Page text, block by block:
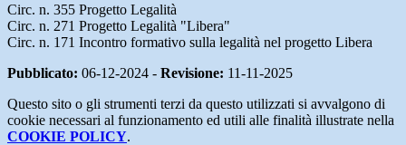
Circ. n. 355 Progetto Legalità
Circ. n. 271 Progetto Legalità "Libera"
Circ. n. 171 Incontro formativo sulla legalità nel progetto Libera
Pubblicato: 06-12-2024 - Revisione: 11-11-2025
Questo sito o gli strumenti terzi da questo utilizzati si avvalgono di
cookie necessari al funzionamento ed utili alle finalità illustrate nella
COOKIE POLICY.